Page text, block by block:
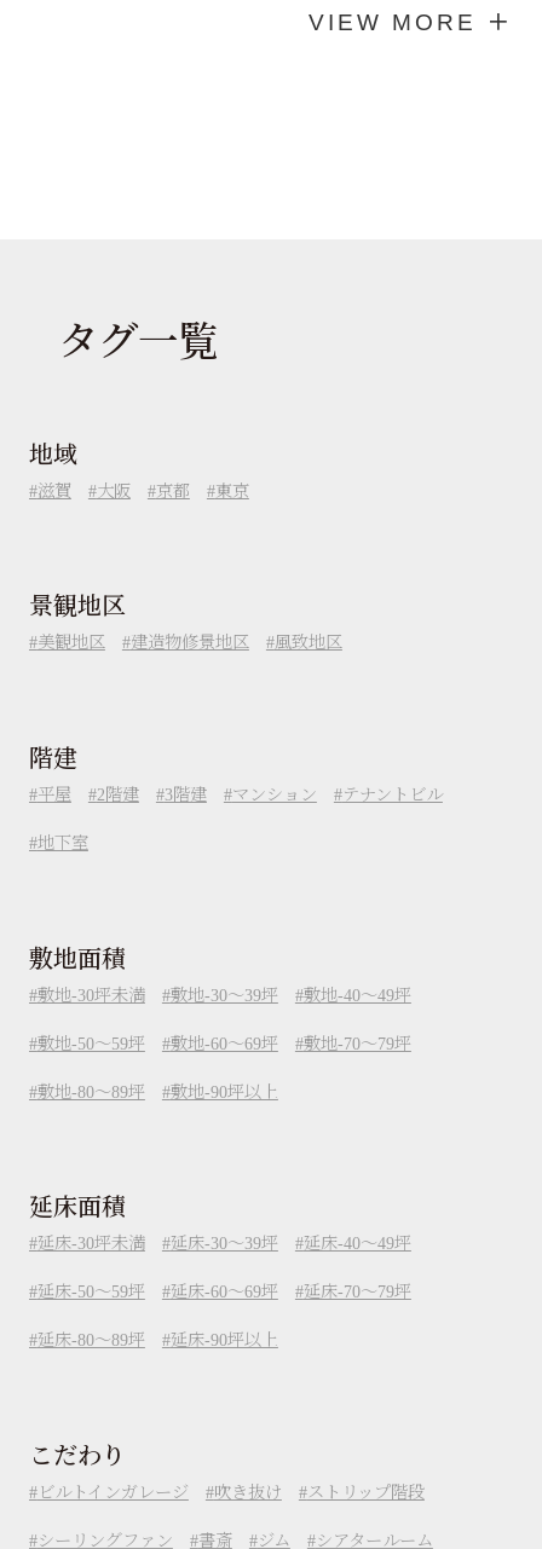
VIEW MORE ＋
タグ一覧
地域
滋賀 大阪 京都 東京
景観地区
美観地区 建造物修景地区 風致地区
階建
平屋 2階建 3階建 マンション テナントビル
地下室
敷地面積
敷地-30坪未満 敷地-30～39坪 敷地-40～49坪
敷地-50～59坪 敷地-60～69坪 敷地-70～79坪
敷地-80～89坪 敷地-90坪以上
延床面積
延床-30坪未満 延床-30～39坪 延床-40～49坪
延床-50～59坪 延床-60～69坪 延床-70～79坪
延床-80～89坪 延床-90坪以上
こだわり
ビルトインガレージ 吹き抜け ストリップ階段
シーリングファン 書斎 ジム シアタールーム